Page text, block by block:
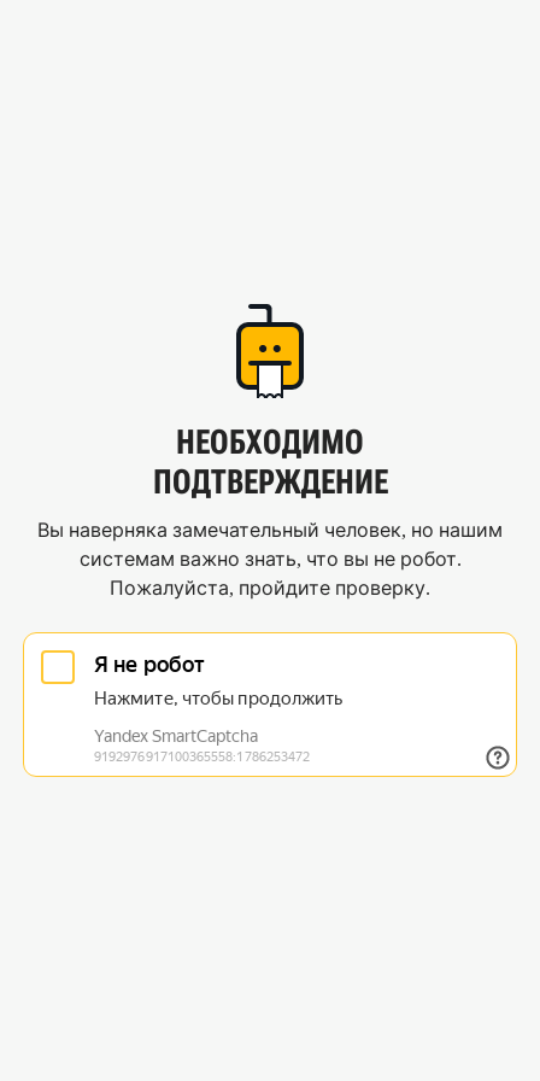
НЕОБХОДИМО
ПОДТВЕРЖДЕНИЕ
Вы наверняка замечательный человек, но нашим
системам важно знать, что вы не робот.
Пожалуйста, пройдите проверку.